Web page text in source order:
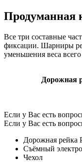
Продуманная
Все три составные
фиксации. Шарниры
уменьшения веса
Дорожная
Если у Вас есть
Если у Вас есть
Дорожная
Съёмный
Чехол